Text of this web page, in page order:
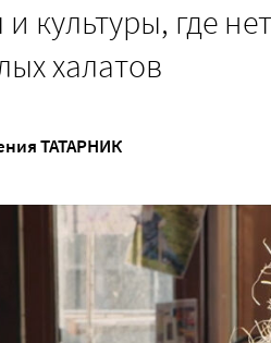
культуры, где
халатов
ТАТАРНИК